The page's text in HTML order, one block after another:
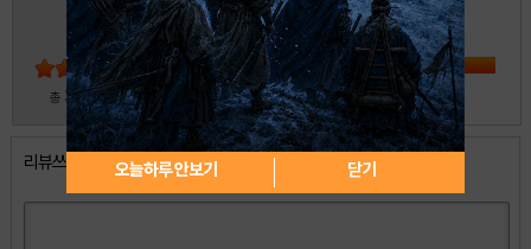
3
총 30 명 참여
5
리뷰쓰기 오늘하루 안보기 닫기